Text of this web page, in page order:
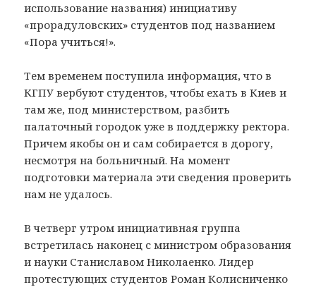
использование названия) инициативу
«прорадуловских» студентов под названием
«Пора учиться!».
Тем временем поступила информация, что в
КГПУ вербуют студентов, чтобы ехать в Киев и
там же, под министерством, разбить
палаточный городок уже в поддержку ректора.
Причем якобы он и сам собирается в дорогу,
несмотря на больничный. На момент
подготовки материала эти сведения проверить
нам не удалось.
В четверг утром инициативная группа
встретилась наконец с министром образования
и науки Станиславом Николаенко. Лидер
протестующих студентов Роман Колисниченко